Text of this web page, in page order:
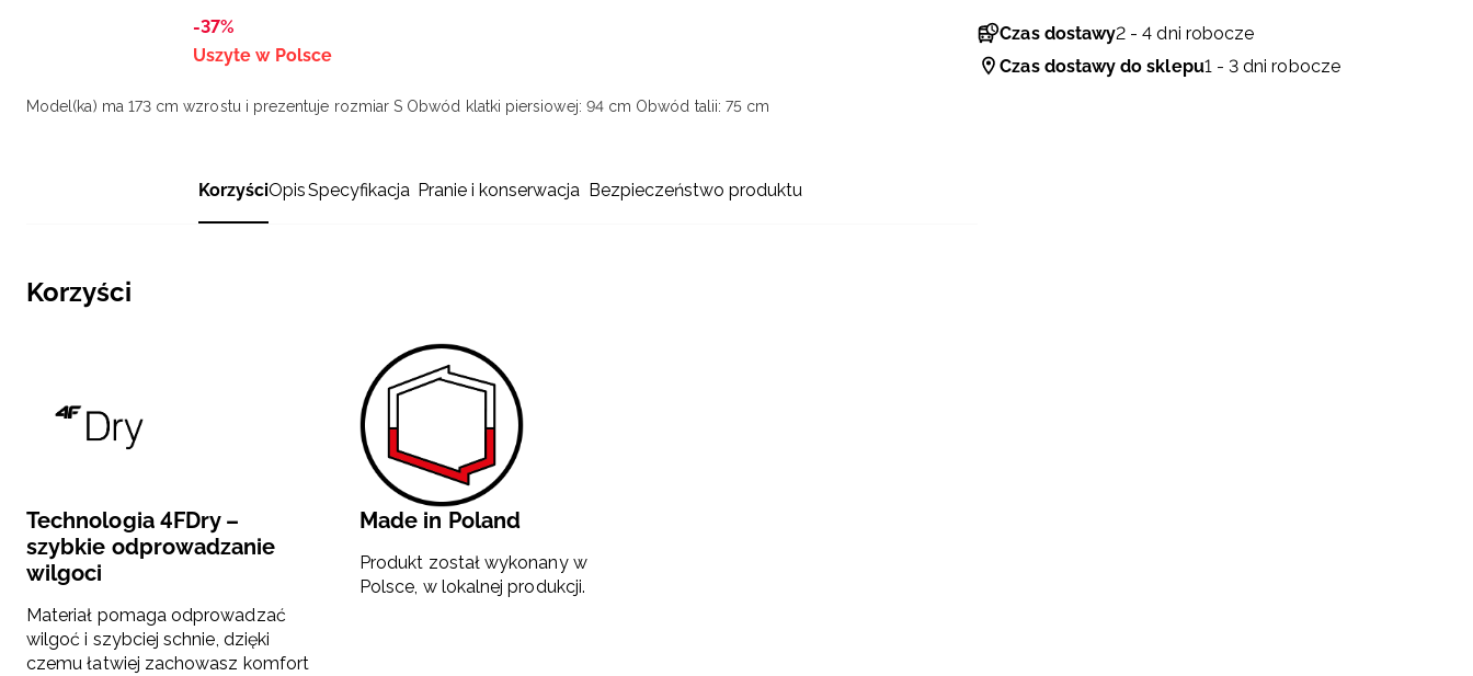
-37%
Uszyte w Polsce
Model(ka) ma 173 cm wzrostu i prezentuje rozmiar S Obwód klatki piersiowej: 94 cm Obwód talii: 75 cm
KorzyściOpisSpecyfikacja Pranie i konserwacja Bezpieczeństwo produktu
Korzyści
Technologia 4FDry –
szybkie odprowadzanie
wilgoci
Materiał pomaga odprowadzać
wilgoć i szybciej schnie, dzięki
czemu łatwiej zachowasz komfort
Made in Poland
Produkt został wykonany w
Polsce, w lokalnej produkcji.
Czas dostawy2 - 4 dni robocze
Czas dostawy do sklepu1 - 3 dni robocze